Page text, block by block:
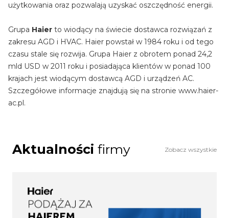
użytkowania oraz pozwalają uzyskać oszczędność energii.
Grupa Haier to wiodący na świecie dostawca rozwiązań z
zakresu AGD i HVAC. Haier powstał w 1984 roku i od tego
czasu stale się rozwija. Grupa Haier z obrotem ponad 24,2
mld USD w 2011 roku i posiadająca klientów w ponad 100
krajach jest wiodącym dostawcą AGD i urządzeń AC.
Szczegółowe informacje znajdują się na stronie www.haier-
ac.pl.
Aktualności firmy Zobacz wszystkie